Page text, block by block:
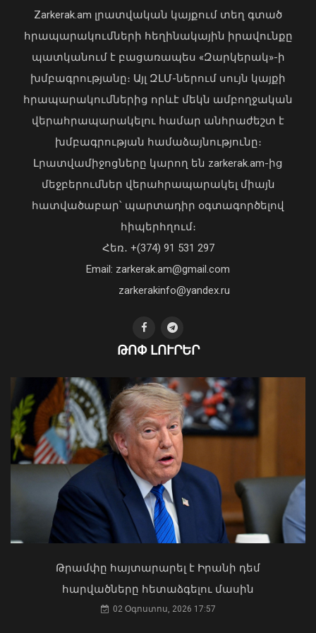
Սայաթ-Նովայի փողոցում բռնկված
հրդեհը մարվել է. ՆԳՆ ՓԾ
08 Օգոստոս, 2026 20:50
Իլհամ Ալիևն ու Դոնալդ Թրամփը
հեռախոսազրույց են ունեցել
08 Օգոստոս, 2026 20:29
դեմ ծանր պայքարում»․ կյանքից
հեռացել է Արսեն Ասլանյանը
04 Օգոստոս, 2026 19:12
Ուկրաինայի Գերագույն Ռադայի
նախագահը շնորհավորել է ՀՀ ԱԺ
նախագահին
04 Օգոստոս, 2026 17:41
Zarkerak.am լրատվական կայքում տեղ գտած
հրապարակումների հեղինակային իրավունքը
պատկանում է բացառապես «Զարկերակ»-ի
խմբագրությանը։ Այլ ԶԼՄ-ներում սույն կայքի
հրապարակումներից որևէ մեկն ամբողջական
վերահրապարակելու համար անհրաժեշտ է
խմբագրության համաձայնությունը։
Լրատվամիջոցները կարող են zarkerak.am-ից
մեջբերումներ վերահրապարակել միայն
հատվածաբար՝ պարտադիր օգտագործելով
հիպերհղում։
Հեռ․ +(374) 91 531 297
Email: zarkerak.am@gmail.com
zarkerakinfo@yandex.ru
ԹՈՓ ԼՈՒՐԵՐ
Թրամփը հայտարարել է Իրանի դեմ
հարվածները հետաձգելու մասին
02 Օգոստոս, 2026 17:57